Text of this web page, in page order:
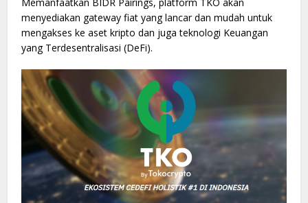
Memanfaatkan BIDR Pairings, platform TKO akan
menyediakan gateway fiat yang lancar dan mudah untuk
mengakses ke aset kripto dan juga teknologi Keuangan
yang Terdesentralisasi (DeFi).